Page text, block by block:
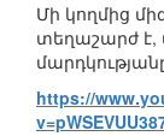
Մի կողմից
տեղաշարժ է,
https://